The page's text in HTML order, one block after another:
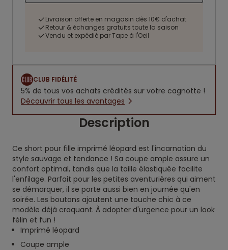
Livraison offerte en magasin dès 10€ d'achat
Retour & échanges gratuits toute la saison
Vendu et expédié par Tape à l'Oeil
CLUB FIDÉLITÉ
5% de tous vos achats crédités sur votre cagnotte !
Découvrir tous les avantages
Description
Ce short pour fille imprimé léopard est l'incarnation du
style sauvage et tendance ! Sa coupe ample assure un
confort optimal, tandis que la taille élastiquée facilite
l'enfilage. Parfait pour les petites aventurières qui aiment
se démarquer, il se porte aussi bien en journée qu'en
soirée. Les boutons ajoutent une touche chic à ce
modèle déjà craquant. À adopter d'urgence pour un look
félin et fun !
Imprimé léopard
Coupe ample